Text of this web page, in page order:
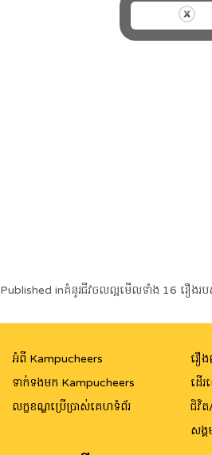
Post
navigation
Published inគំនូរជីវចលល្អមើលទាំង 16 រឿងរ
អំពី Kampucheers
ទាក់ទងមក Kampucheers
លក្ខខណ្ឌប្រើប្រាស់គេហទំព័រ
រឿ
ដើ
ជិវិត/
សង្